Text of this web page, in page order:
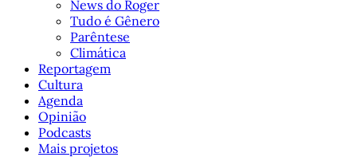
News do Roger
Tudo é Gênero
Parêntese
Climática
Reportagem
Cultura
Agenda
Opinião
Podcasts
Mais projetos